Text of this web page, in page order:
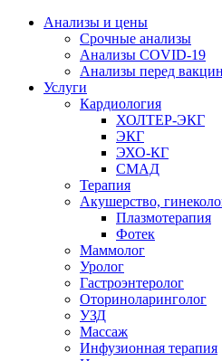
Анализы и цены
Срочные анализы
Анализы COVID-19
Анализы перед
Услуги
Кардиология
ХОЛТЕР-ЭКГ
ЭКГ
ЭХО-КГ
СМАД
Терапия
Акушерство,
Плазмотерапия
Фотек
Маммолог
Уролог
Гастроэнтеролог
Оториноларинголог
УЗД
Массаж
Инфузионная терапия